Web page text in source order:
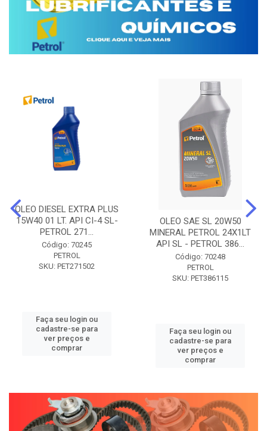
OLEO DIESEL EXTRA PLUS
15W40 01 LT. API CI-4 SL-
PETROL 271...
Código: 70245
PETROL
SKU: PET271502
Faça seu login ou
cadastre-se para
ver preços e
comprar
OLEO SAE SL 20W50
MINERAL PETROL 24X1LT
API SL - PETROL 386...
Código: 70248
PETROL
SKU: PET386115
Faça seu login ou
cadastre-se para
ver preços e
comprar